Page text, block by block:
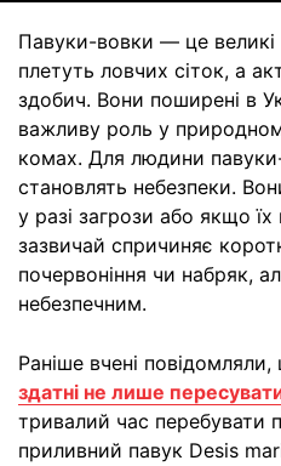
Павуки-вовки — це великі
плетуть ловчих сіток, а
здобич. Вони поширені в
важливу роль у
комах. Для людини
становлять небезпеки.
у разі загрози або якщо їх
зазвичай спричиняє
почервоніння чи набряк,
небезпечним.
Раніше вчені
здатні не лише
тривалий час перебувати
приливний павук Desis